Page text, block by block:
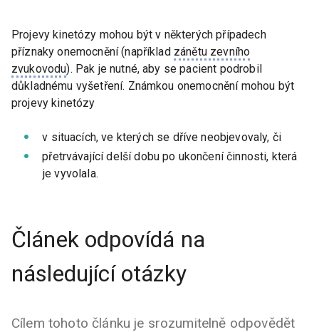
Projevy kinetózy mohou být v některých případech
příznaky onemocnění (například zánětu zevního
zvukovodu). Pak je nutné, aby se pacient podrobil
důkladnému vyšetření. Známkou onemocnění mohou být
projevy kinetózy
v situacích, ve kterých se dříve neobjevovaly, či
přetrvávající delší dobu po ukončení činnosti, která
je vyvolala.
Článek odpovídá na
následující otázky
Cílem tohoto článku je srozumitelně odpovědět